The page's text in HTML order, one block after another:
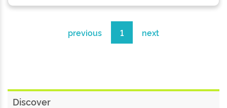
previous 1 next
Discover